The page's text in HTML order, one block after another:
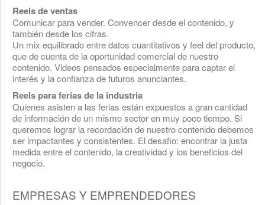
Reels de ventas
Comunicar para vender. Convencer desde el contenido, y
también desde los cifras.
Un mix equilibrado entre datos cuantitativos y feel del producto,
que de cuenta de la oportunidad comercial de nuestro
contenido. Videos pensados especialmente para captar el
interés y la confianza de futuros anunciantes.
Reels para ferias de la industria
Quienes asisten a las ferias están expuestos a gran cantidad
de información de un mismo sector en muy poco tiempo. Si
queremos lograr la recordación de nuestro contenido debemos
ser impactantes y consistentes. El desafìo: encontrar la justa
medida entre el contenido, la creatividad y los beneficios del
negocio.
EMPRESAS Y EMPRENDEDORES